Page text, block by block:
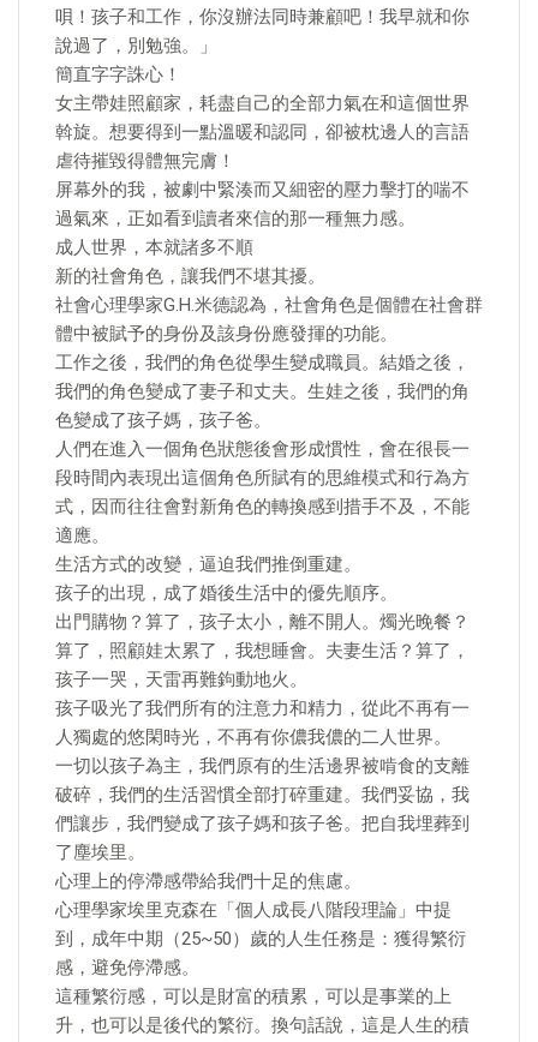
唄！孩子和工作，你沒辦法同時兼顧吧！我早就和你
說過了，別勉強。」
簡直字字誅心！
女主帶娃照顧家，耗盡自己的全部力氣在和這個世界
斡旋。想要得到一點溫暖和認同，卻被枕邊人的言語
虐待摧毀得體無完膚！
屏幕外的我，被劇中緊湊而又細密的壓力擊打的喘不
過氣來，正如看到讀者來信的那一種無力感。
成人世界，本就諸多不順
新的社會角色，讓我們不堪其擾。
社會心理學家G.H.米德認為，社會角色是個體在社會群
體中被賦予的身份及該身份應發揮的功能。
工作之後，我們的角色從學生變成職員。結婚之後，
我們的角色變成了妻子和丈夫。生娃之後，我們的角
色變成了孩子媽，孩子爸。
人們在進入一個角色狀態後會形成慣性，會在很長一
段時間內表現出這個角色所賦有的思維模式和行為方
式，因而往往會對新角色的轉換感到措手不及，不能
適應。
生活方式的改變，逼迫我們推倒重建。
孩子的出現，成了婚後生活中的優先順序。
出門購物？算了，孩子太小，離不開人。燭光晚餐？
算了，照顧娃太累了，我想睡會。夫妻生活？算了，
孩子一哭，天雷再難鉤動地火。
孩子吸光了我們所有的注意力和精力，從此不再有一
人獨處的悠閑時光，不再有你儂我儂的二人世界。
一切以孩子為主，我們原有的生活邊界被啃食的支離
破碎，我們的生活習慣全部打碎重建。我們妥協，我
們讓步，我們變成了孩子媽和孩子爸。把自我埋葬到
了塵埃里。
心理上的停滯感帶給我們十足的焦慮。
心理學家埃里克森在「個人成長八階段理論」中提
到，成年中期（25~50）歲的人生任務是：獲得繁衍
感，避免停滯感。
這種繁衍感，可以是財富的積累，可以是事業的上
升，也可以是後代的繁衍。換句話說，這是人生的積